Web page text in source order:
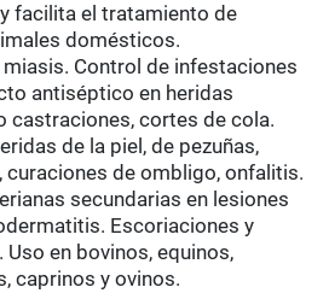
y facilita el tratamiento de
domésticos.
miasis. Control de infestaciones
antiséptico en heridas
castraciones, cortes de cola.
de la piel, de pezuñas,
curaciones de ombligo, onfalitis.
secundarias en lesiones
Escoriaciones y
Uso en bovinos, equinos,
caprinos y ovinos.